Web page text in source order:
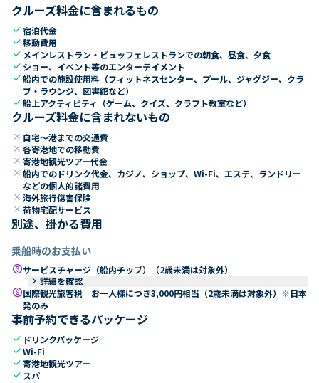
クルーズ料金に含まれるもの
check宿泊代金
check移動費用
check メインレストラン・ビュッフェレストランでの朝食、昼食、夕食
check ショー、イベント等のエンターテイメント
check船内での施設使用料（フィットネスセンター、プール、ジャグジー、クラ
ブ・ラウンジ、図書館など）
check船上アクティビティ（ゲーム、クイズ、クラフト教室など）
クルーズ料金に含まれないもの
close 自宅～港までの交通費
close 各寄港地での移動費
close 寄港地観光ツアー代金
close 船内でのドリンク代金、カジノ、ショップ、Wi-Fi、エステ、ランドリー
などの個人的諸費用
close 海外旅行傷害保険
close 荷物宅配サービス
別途、掛かる費用
乗船時のお支払い
paidサービスチャージ（船内チップ）（2歳未満は対象外）
keyboard_arrow_right 詳細を確認
paid国際観光旅客税 お一人様につき3,000円相当（2歳未満は対象外）※日本
発のみ
事前予約できるパッケージ
check ドリンクパッケージ
checkWi-Fi
check寄港地観光ツアー
check スパ